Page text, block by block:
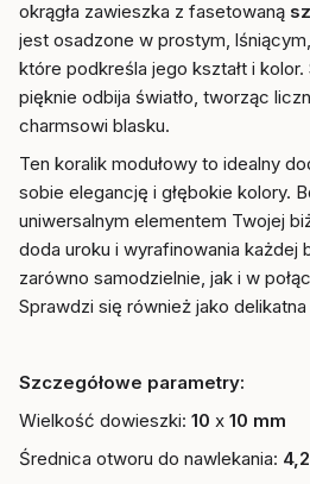
okrągła zawieszka z fasetowaną
jest osadzone w prostym,
które podkreśla jego kształt i kolor.
pięknie odbija światło, tworząc
charmsowi blasku.
Ten koralik modułowy to idealny
sobie elegancję i głębokie kolory.
uniwersalnym elementem Twojej
doda uroku i wyrafinowania każdej
zarówno samodzielnie, jak i w
Sprawdzi się również jako
Szczegółowe parametry:
Wielkość dowieszki: 10 x 10 mm
Średnica otworu do nawlekania: